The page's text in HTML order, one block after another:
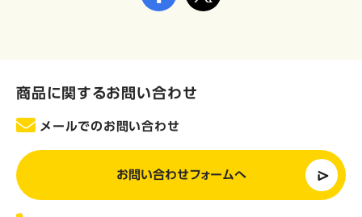
商品に関するお問い合わせ
メールでのお問い合わせ
お問い合わせフォームへ